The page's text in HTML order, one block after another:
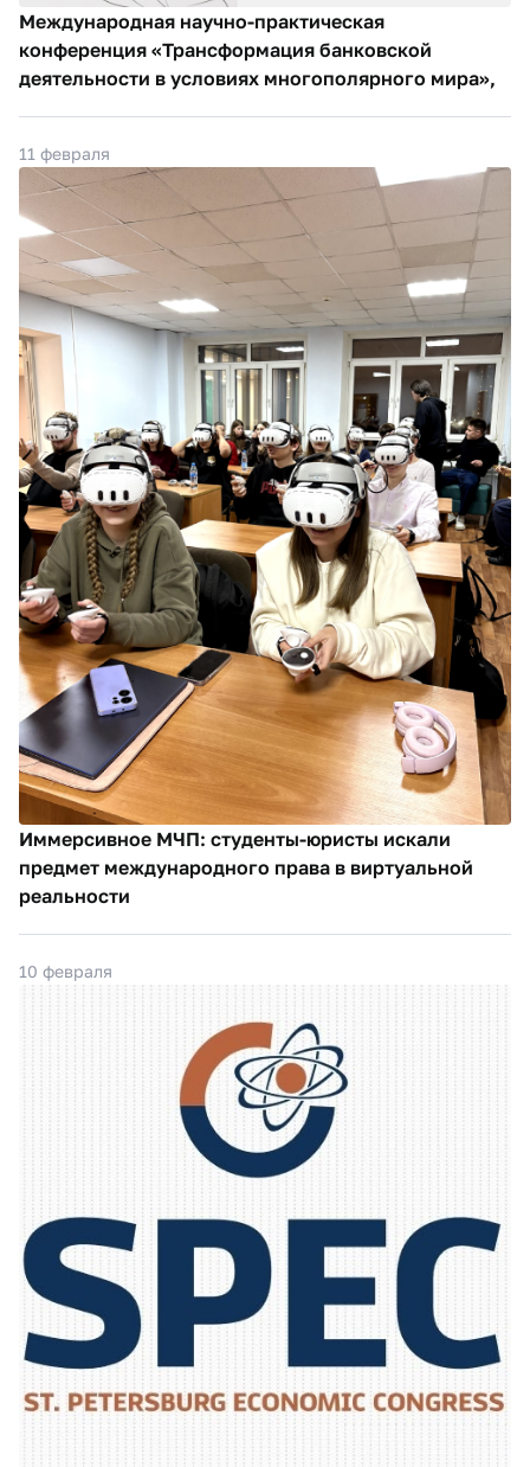
Международная научно-практическая
конференция «Трансформация банковской
деятельности в условиях многополярного мира»,
11 февраля
Иммерсивное МЧП: студенты-юристы искали
предмет международного права в виртуальной
реальности
10 февраля